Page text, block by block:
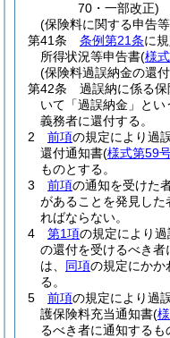
70・一部改正)
(保険料に関する申告
第41条
条例第21条に
所得状況等申告書(様
(保険料過誤納金の還
第42条
過誤納に係る
いて「過誤納金」とい
義務者に還付する。
2
前項の規定により過
還付通知書(様式第59
ものとする。
3
前項の通知を受けた
があることを発見し
ればならない。
4
第1項の規定により
の還付を受けるべき者
は、 同項の規定にかか
る。
5
前項の規定により過
護保険料充当通知書(
るべき者に通知するも